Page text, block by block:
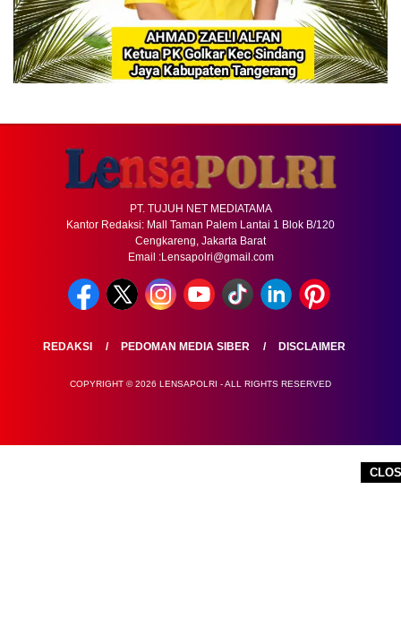
PT. TUJUH NET MEDIATAMA
Kantor Redaksi: Mall Taman Palem Lantai 1 Blok B/120
Cengkareng, Jakarta Barat
Email :Lensapolri@gmail.com
REDAKSI PEDOMAN MEDIA SIBER DISCLAIMER
COPYRIGHT © 2026 LENSAPOLRI - ALL RIGHTS RESERVED